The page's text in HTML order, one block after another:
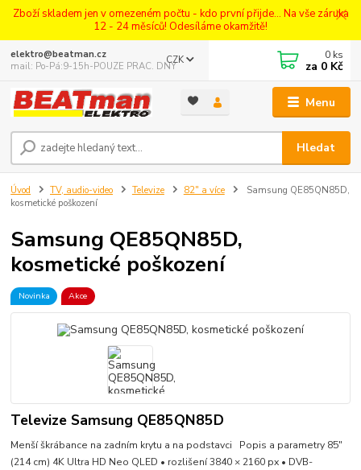
Zboží skladem jen v omezeném počtu - kdo první přijde... Na vše záruka
12 - 24 měsíců! Odesíláme okamžitě!
Menu
CZK
Hledat
elektro@beatman.cz
mail: Po-Pá:9-15h-POUZE PRAC. DNY
0 ks
za 0 Kč
Úvod TV, audio-video Televize 82" a více
Samsung QE85QN85D,
kosmetické poškození
Samsung QE85QN85D,
kosmetické poškození
Novinka Akce
Televize Samsung QE85QN85D
Menší škrábance na zadním krytu a na podstavci Popis a parametry 85"
(214 cm) 4K Ultra HD Neo QLED • rozlišení 3840 × 2160 px • DVB-